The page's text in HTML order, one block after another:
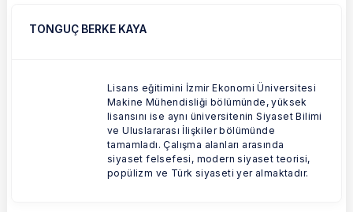
TONGUÇ BERKE KAYA
Lisans eğitimini İzmir Ekonomi Üniversitesi
Makine Mühendisliği bölümünde, yüksek
lisansını ise aynı üniversitenin Siyaset Bilimi
ve Uluslararası İlişkiler bölümünde
tamamladı. Çalışma alanları arasında
siyaset felsefesi, modern siyaset teorisi,
popülizm ve Türk siyaseti yer almaktadır.